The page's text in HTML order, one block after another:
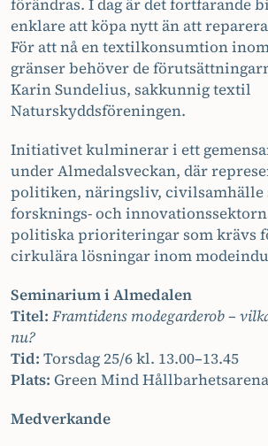
förändras. I dag är det fortfarande
enklare att köpa nytt än att
För att nå en textilkonsumtion
gränser behöver de
Karin Sundelius, sakkunnig textil
Naturskyddsföreningen.
Initiativet kulminerar i ett
under Almedalsveckan, där
politiken, näringsliv, civilsamhälle
forsknings- och
politiska prioriteringar som krävs
cirkulära lösningar inom
Seminarium i Almedalen
Titel: Framtidens modegarderob –
nu?
Tid: Torsdag 25/6 kl. 13.00–13.45
Plats: Green Mind
Medverkande